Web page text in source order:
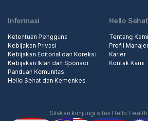
Informasi
Ketentuan Pengguna
Kebijakan Privasi
Kebijakan Editorial dan Koreksi
Kebijakan Iklan dan Sponsor
Panduan Komunitas
Hello Sehat dan Kemenkes
Hello Sehat
Tentang Kami
Profil
Karier
Kontak Kami
Silakan kunjungi situs Hello Health